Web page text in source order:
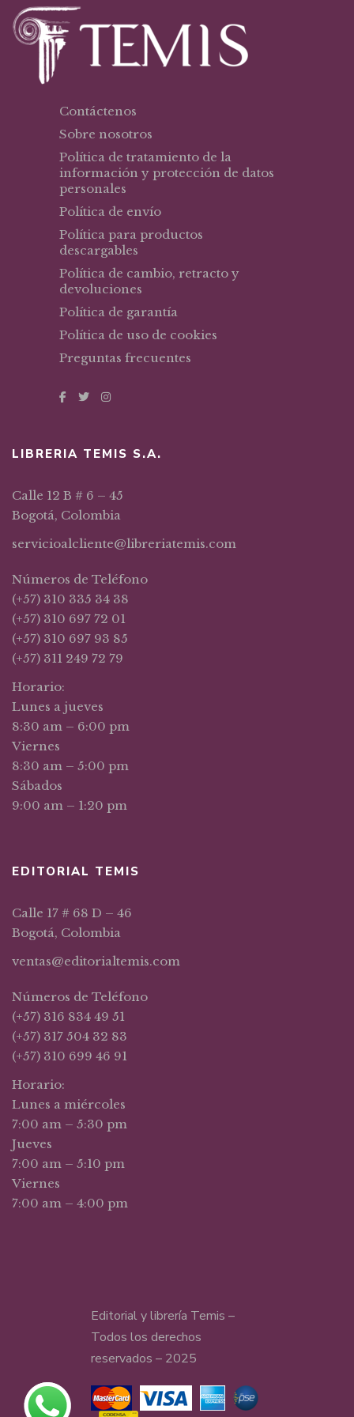
Contáctenos
Sobre nosotros
Política de tratamiento de la
información y protección de datos
personales
Política de envío
Política para productos
descargables
Política de cambio, retracto y
devoluciones
Política de garantía
Política de uso de cookies
Preguntas frecuentes
LIBRERIA TEMIS S.A.
Calle 12 B # 6 – 45
Bogotá, Colombia
servicioalcliente@libreriatemis.com
Números de Teléfono
(+57) 310 335 34 38
(+57) 310 697 72 01
(+57) 310 697 93 85
(+57) 311 249 72 79
Horario:
Lunes a jueves
8:30 am – 6:00 pm
Viernes
8:30 am – 5:00 pm
Sábados
9:00 am – 1:20 pm
EDITORIAL TEMIS
Calle 17 # 68 D – 46
Bogotá, Colombia
ventas@editorialtemis.com
Números de Teléfono
(+57) 316 834 49 51
(+57) 317 504 32 83
(+57) 310 699 46 91
Horario:
Lunes a miércoles
7:00 am – 5:30 pm
Jueves
7:00 am – 5:10 pm
Viernes
7:00 am – 4:00 pm
Editorial y librería Temis –
Todos los derechos
reservados – 2025